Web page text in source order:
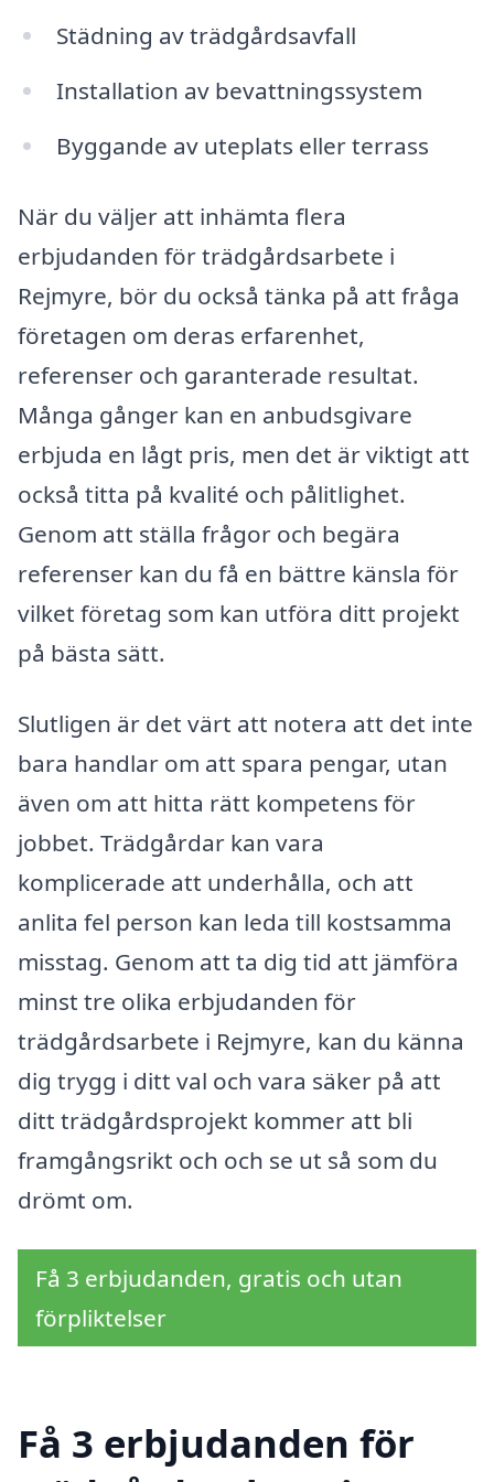
Städning av trädgårdsavfall
Installation av bevattningssystem
Byggande av uteplats eller terrass
När du väljer att inhämta flera
erbjudanden för trädgårdsarbete i
Rejmyre, bör du också tänka på att fråga
företagen om deras erfarenhet,
referenser och garanterade resultat.
Många gånger kan en anbudsgivare
erbjuda en lågt pris, men det är viktigt att
också titta på kvalité och pålitlighet.
Genom att ställa frågor och begära
referenser kan du få en bättre känsla för
vilket företag som kan utföra ditt projekt
på bästa sätt.
Slutligen är det värt att notera att det inte
bara handlar om att spara pengar, utan
även om att hitta rätt kompetens för
jobbet. Trädgårdar kan vara
komplicerade att underhålla, och att
anlita fel person kan leda till kostsamma
misstag. Genom att ta dig tid att jämföra
minst tre olika erbjudanden för
trädgårdsarbete i Rejmyre, kan du känna
dig trygg i ditt val och vara säker på att
ditt trädgårdsprojekt kommer att bli
framgångsrikt och och se ut så som du
drömt om.
Få 3 erbjudanden, gratis och utan
förpliktelser
Få 3 erbjudanden för